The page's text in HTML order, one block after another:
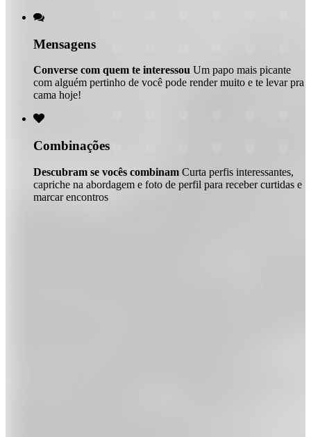

Mensagens
Converse com quem te interessou Um papo mais picante
com alguém pertinho de você pode render muito e te levar pra
cama hoje!

Combinações
Descubram se vocês combinam Curta perfis interessantes,
capriche na abordagem e foto de perfil para receber curtidas e
marcar encontros